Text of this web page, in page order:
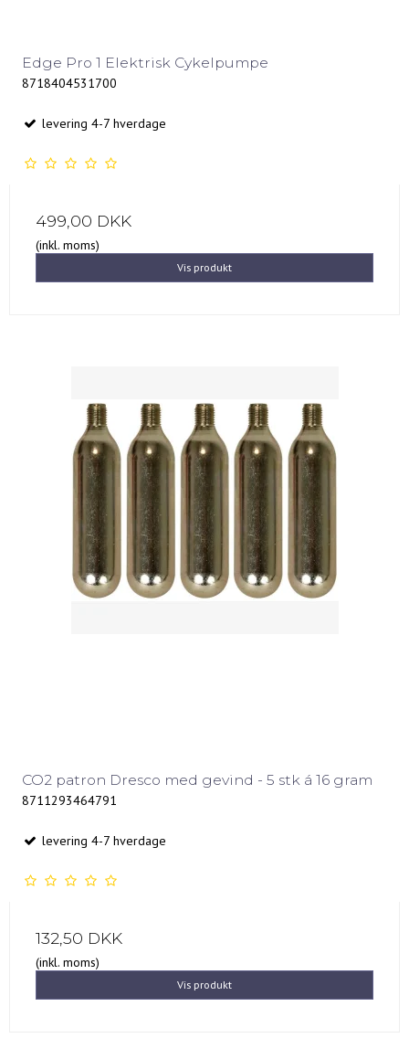
Edge Pro 1 Elektrisk Cykelpumpe
8718404531700
levering 4-7 hverdage
499,00 DKK
(inkl. moms)
Vis produkt
CO2 patron Dresco med gevind - 5 stk á 16 gram
8711293464791
levering 4-7 hverdage
132,50 DKK
(inkl. moms)
Vis produkt